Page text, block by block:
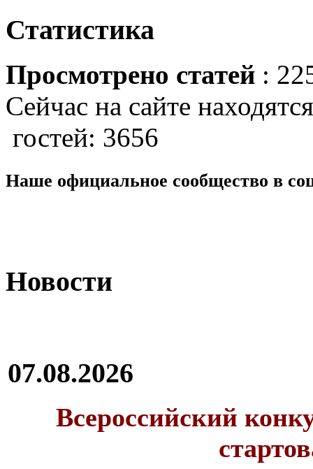
Статистика
Просмотрено статей :
Сейчас на сайте
гостей: 3656
Наше официальное сообщество в
Новости
07.08.2026
Всероссийский